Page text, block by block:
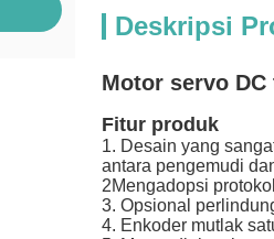
Deskripsi
Motor servo
Fitur produk
1. Desain yang
antara pengemudi
2Mengadopsi
3. Opsional
4. Enkoder mutlak